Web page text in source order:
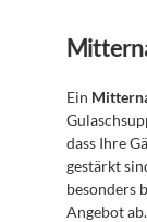
Ein
dass Ihre
gestärkt
besonders
Angebot ab.